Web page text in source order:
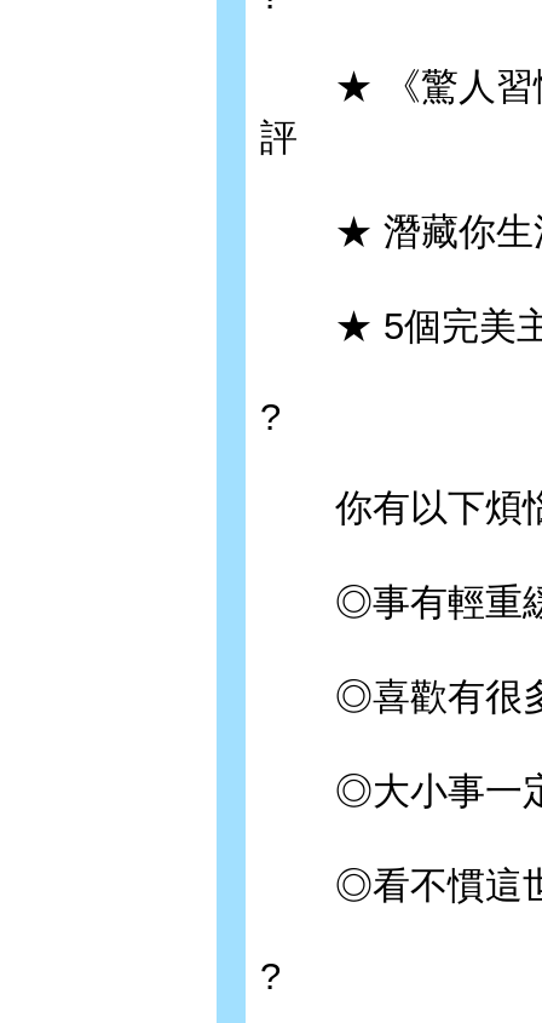
★ 《驚人習慣
評
★ 潛藏你生活
★ 5個完美主
?
你有以下煩
◎事有輕重緩
◎喜歡有很多
◎大小事一定
◎看不慣這世
?